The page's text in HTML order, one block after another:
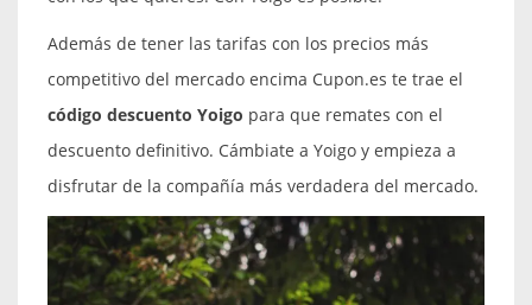
Además de tener las tarifas con los precios más
competitivo del mercado encima Cupon.es te trae el
código descuento Yoigo para que remates con el
descuento definitivo. Cámbiate a Yoigo y empieza a
disfrutar de la compañía más verdadera del mercado.